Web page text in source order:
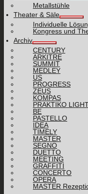
Metallstühle
Theater & Säle
Individuelle
Kongress und
Archiv
CENTURY
ARKITRE
SUMMIT
MEDLEY
US
PROGRESS
ZEUS
KOMPAS
PRAKTIKO
BE
PASTELLO
IDEA
TIMELY
MASTER
SEGNO
DUETTO
MEETING
GRAFFITI
CONCERTO
OPERA
MASTER